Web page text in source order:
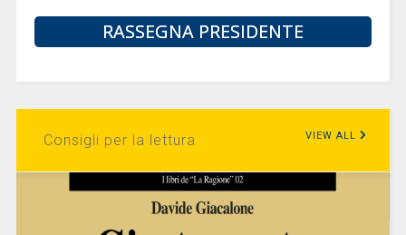
RASSEGNA PRESIDENTE
Consigli per la lettura VIEW ALL